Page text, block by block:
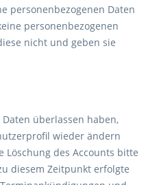
personenbezogenen Daten
personenbezogenen
nicht und geben sie
überlassen haben,
wieder ändern
Löschung des Accounts bitte
diesem Zeitpunkt erfolgte